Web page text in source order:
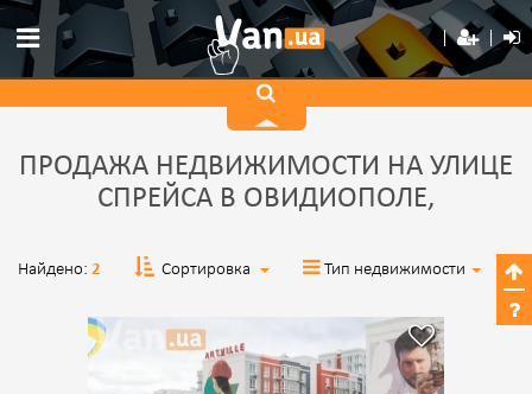
ПРОДАЖА НЕДВИЖИМОСТИ НА УЛИЦЕ
СПРЕЙСА В ОВИДИОПОЛЕ,
Найдено: 2 Сортировка Тип недвижимости